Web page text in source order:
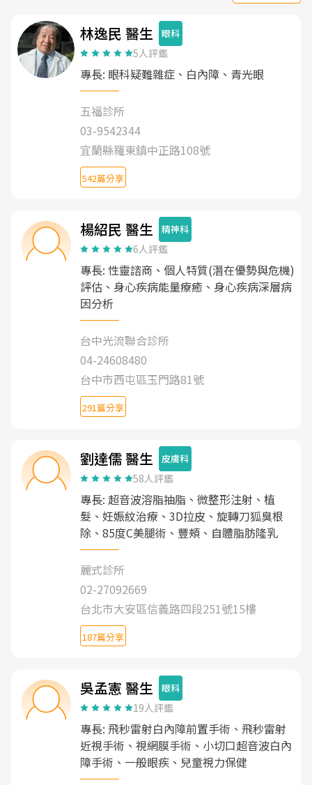
林逸民 醫生 眼科
5人評鑑
專長: 眼科疑難雜症、白內障、青光眼
五福診所
03-9542344
宜蘭縣羅東鎮中正路108號
542篇分享
楊紹民 醫生 精神科
6人評鑑
專長: 性靈諮商、個人特質(潛在優勢與危機)
評估、身心疾病能量療癒、身心疾病深層病
因分析
台中光流聯合診所
04-24608480
台中市西屯區玉門路81號
291篇分享
劉達儒 醫生 皮膚科
58人評鑑
專長: 超音波溶脂抽脂、微整形注射、植
髮、妊娠紋治療、3D拉皮、旋轉刀狐臭根
除、85度C美腿術、豐頰、自體脂肪隆乳
麗式診所
02-27092669
台北市大安區信義路四段251號15樓
187篇分享
吳孟憲 醫生 眼科
19人評鑑
專長: 飛秒雷射白內障前置手術、飛秒雷射
近視手術、視網膜手術、小切口超音波白內
障手術、一般眼疾、兒童視力保健